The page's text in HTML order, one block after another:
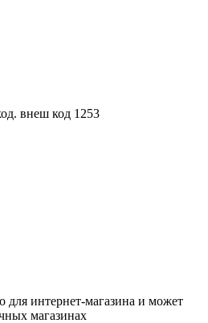
внеш код 1253
для интернет-магазина и может
магазинах